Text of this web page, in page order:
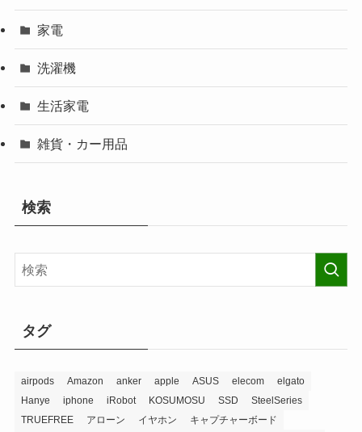
家電
洗濯機
生活家電
雑貨・カー用品
検索
タグ
airpods Amazon anker apple ASUS elecom
elgato
Hanye
iphone iRobot KOSUMOSU SSD
SteelSeries
TRUEFREE
アローン イヤホン
キャプチャーボード